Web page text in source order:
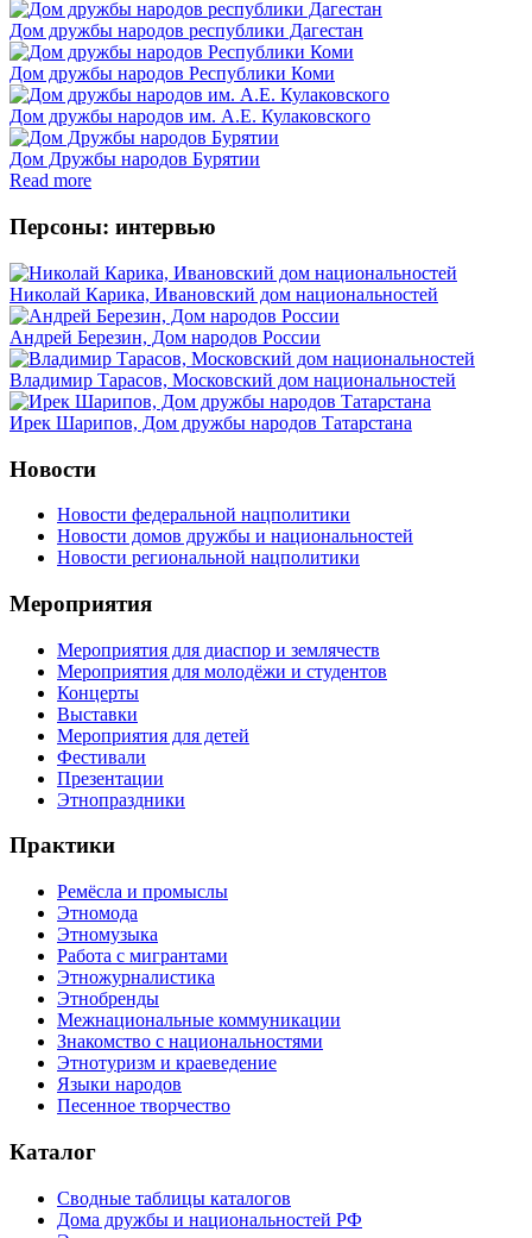
Дом дружбы народов республики Дагестан
Дом дружбы народов Республики Коми
Дом дружбы народов им. А.Е. Кулаковского
Дом Дружбы народов Бурятии
Read more
Персоны: интервью
Николай Карика, Ивановский дом национальностей
Андрей Березин, Дом народов России
Владимир Тарасов, Московский дом национальностей
Ирек Шарипов, Дом дружбы народов Татарстана
Новости
Новости федеральной нацполитики
Новости домов дружбы и национальностей
Новости региональной нацполитики
Мероприятия
Мероприятия для диаспор и землячеств
Мероприятия для молодёжи и студентов
Концерты
Выставки
Мероприятия для детей
Фестивали
Презентации
Этнопраздники
Практики
Ремёсла и промыслы
Этномода
Этномузыка
Работа с мигрантами
Этножурналистика
Этнобренды
Межнациональные коммуникации
Знакомство с национальностями
Этнотуризм и краеведение
Языки народов
Песенное творчество
Каталог
Сводные таблицы каталогов
Дома дружбы и национальностей РФ